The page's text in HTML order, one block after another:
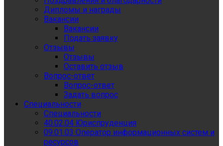
Дипломы и награды
Вакансии
Вакансии
Подать заявку
Отзывы
Отзывы
Оставить отзыв
Вопрос-ответ
Вопрос-ответ
Задать вопрос
Специальности
Специальности
40.02.04 Юриспруденция
09.01.03 Оператор информационных систем и
ресурсов